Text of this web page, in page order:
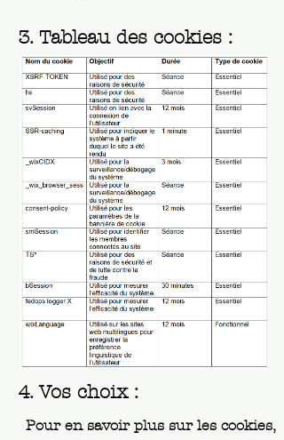
3. Tableau des cookies :
4. Vos choix :
Pour en savoir plus sur les cookies,